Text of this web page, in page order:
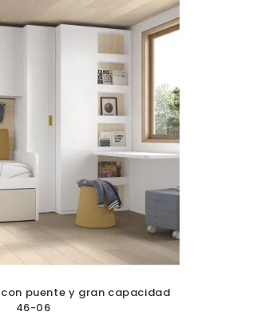
puente y gran capacidad
46-06